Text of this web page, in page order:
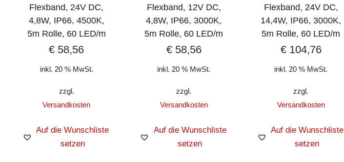
Flexband, 24V DC,
4,8W, IP66, 4500K,
5m Rolle, 60 LED/m
€ 58,56
inkl. 20 % MwSt.
zzgl.
Versandkosten
Auf die Wunschliste
setzen
Flexband, 12V DC,
4,8W, IP66, 3000K,
5m Rolle, 60 LED/m
€58,56
inkl. 20 % MwSt.
zzgl.
Versandkosten
Auf die Wunschliste
setzen
Flexband, 24V DC,
14,4W, IP66, 3000K,
5m Rolle, 60 LED/m
€104,76
inkl. 20 % MwSt.
zzgl.
Versandkosten
Auf die Wunschliste
setzen